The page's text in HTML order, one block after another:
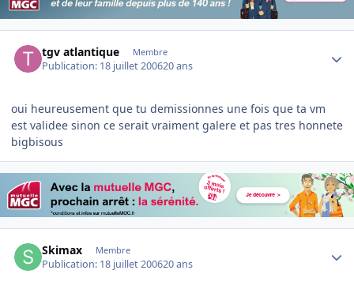
tgv atlantique Membre
Publication: 18 juillet 200620 ans
oui heureusement que tu demissionnes une fois que ta vm
est validee sinon ce serait vraiment galere et pas tres honnete
bigbisous
Skimax Membre
Publication: 18 juillet 200620 ans